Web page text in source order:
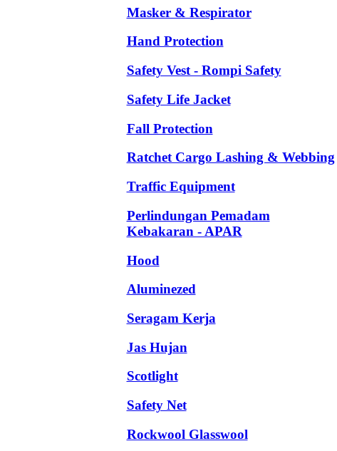
Masker & Respirator
Hand Protection
Safety Vest - Rompi Safety
Safety Life Jacket
Fall Protection
Ratchet Cargo Lashing & Webbing
Traffic Equipment
Perlindungan Pemadam
Kebakaran - APAR
Hood
Aluminezed
Seragam Kerja
Jas Hujan
Scotlight
Safety Net
Rockwool Glasswool